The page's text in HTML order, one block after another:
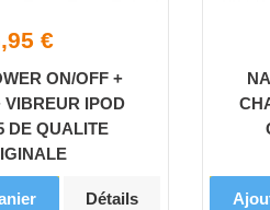
€
ON/OFF +
VIBREUR IPOD
DE QUALITE
Détails